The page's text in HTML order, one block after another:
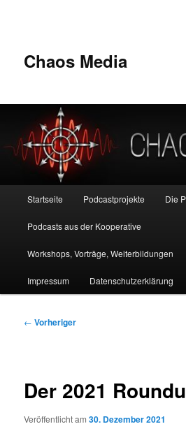
Chaos Media
Startseite Podcastprojekte Die
Podcasts aus der Kooperative
Workshops, Vorträge, Weiterbildungen
Impressum Datenschutzerklärung
Beitragsnavigation
← Vorheriger
Der 2021
Veröffentlicht am30. Dezember 2021